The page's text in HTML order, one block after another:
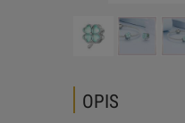
OPIS